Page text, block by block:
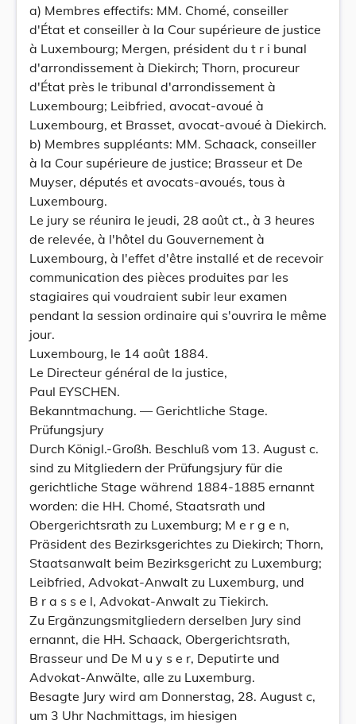
a) Membres effectifs: MM. Chomé, conseiller
d'État et conseiller à la Cour supérieure de justice
à Luxembourg; Mergen, président du t r i bunal
d'arrondissement à Diekirch; Thorn, procureur
d'État près le tribunal d'arrondissement à
Luxembourg; Leibfried, avocat-avoué à
Luxembourg, et Brasset, avocat-avoué à Diekirch.
b) Membres suppléants: MM. Schaack, conseiller
à la Cour supérieure de justice; Brasseur et De
Muyser, députés et avocats-avoués, tous à
Luxembourg.
Le jury se réunira le jeudi, 28 août ct., à 3 heures
de relevée, à l'hôtel du Gouvernement à
Luxembourg, à l'effet d'être installé et de recevoir
communication des pièces produites par les
stagiaires qui voudraient subir leur examen
pendant la session ordinaire qui s'ouvrira le même
jour.
Luxembourg, le 14 août 1884.
Le Directeur général de la justice,
Paul EYSCHEN.
Bekanntmachung. — Gerichtliche Stage.
Prüfungsjury
Durch Königl.-Großh. Beschluß vom 13. August c.
sind zu Mitgliedern der Prüfungsjury für die
gerichtliche Stage während 1884-1885 ernannt
worden: die HH. Chomé, Staatsrath und
Obergerichtsrath zu Luxemburg; M e r g e n,
Präsident des Bezirksgerichtes zu Diekirch; Thorn,
Staatsanwalt beim Bezirksgericht zu Luxemburg;
Leibfried, Advokat-Anwalt zu Luxemburg, und
B r a s s e l, Advokat-Anwalt zu Tiekirch.
Zu Ergänzungsmitgliedern derselben Jury sind
ernannt, die HH. Schaack, Obergerichtsrath,
Brasseur und De M u y s e r, Deputirte und
Advokat-Anwälte, alle zu Luxemburg.
Besagte Jury wird am Donnerstag, 28. August c,
um 3 Uhr Nachmittags, im hiesigen